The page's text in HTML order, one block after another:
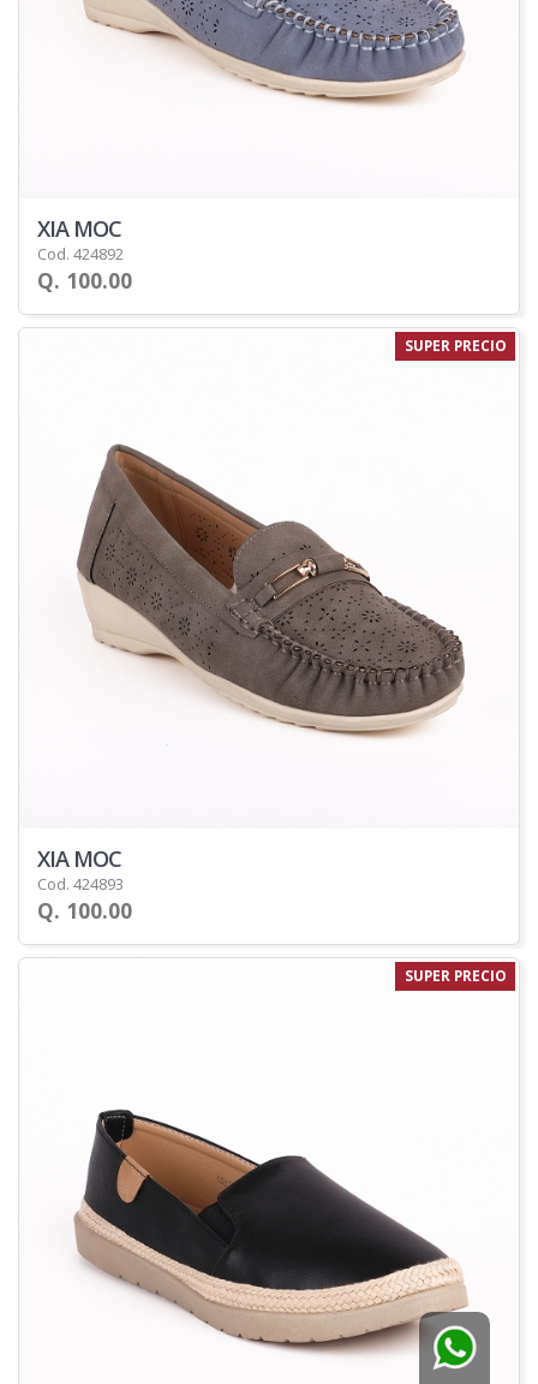
XIA MOC
Cod. 424892
Q. 100.00
SUPER PRECIO
XIA MOC
Cod. 424893
Q. 100.00
SUPER PRECIO